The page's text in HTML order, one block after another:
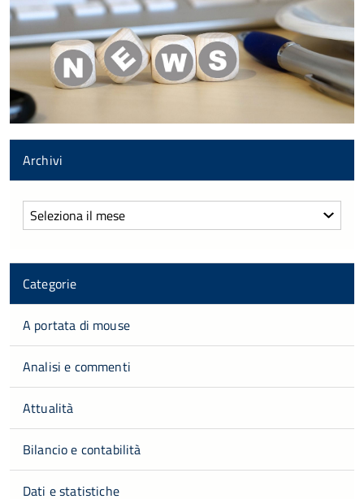
Archivi
Archivi
Categorie
A portata di mouse
Analisi e commenti
Attualità
Bilancio e contabilità
Dati e statistiche